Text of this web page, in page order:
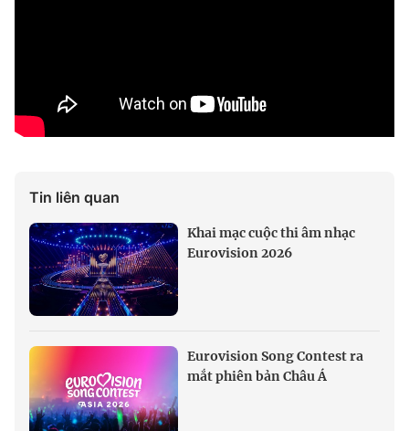
Tin liên quan
Khai mạc cuộc thi âm nhạc
Eurovision 2026
Eurovision Song Contest ra
mắt phiên bản Châu Á